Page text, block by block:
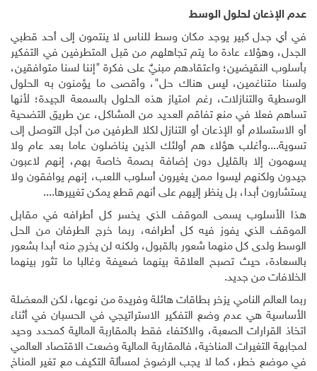
عدم الإذعان لحلول الوسط
في أي جدل كبير يوجد مكان وسط للناس لا ينتمون إلى أحد قطبي
الجدل، وهؤلاء عادة ما يتم تجاهلهم من قبل المتطرفين في التفكير
بأسلوب النقيضين؛ واعتقادهم مبنيٌ على فكرة "إننا لسنا متوافقين،
ولسنا متناغمين، ليس هناك حل"، وأقصى ما يؤمنون به الحلول
الوسطية والتنازلات، رغم امتياز هذه الحلول بالسمعة الجيدة؛ لأنها
تساهم فعلا في منع تفاقم العديد من المشاكل، عن طريق التضحية
أو الاستسلام أو الإذعان أو التنازل لكلا الطرفين من أجل التوصل إلى
تسوية....وأغلب هؤلاء هم أولئك الذين يناضلون عاما بعد عام ولا
يسهمون إلا بالقليل دون إضافة بصمة خاصة بهم، إنهم لاعبون
جيدون ولكنهم ليسوا ممن يغيرون أسلوب اللعب، إنهم يوافقون ولا
يستشارون أبدا، بل ينظر إليهم على أنهم قطع يمكن تغييرها....
هذا الأسلوب يسمى الموقف الذي يخسر كل أطرافه في مقابل
الموقف الذي يفوز فيه كل أطرافه، ربما خرج الطرفان من الحل
الوسط ولدى كل منهما شعور بالقبول، ولكنه لن يخرج منه أبدا بشعور
بالسعادة، حيث تصبح العلاقة بينهما ضعيفة وغالبا ما تثور بينهما
الخلافات من جديد.
ربما العالم النامي يزخر بطاقات هائلة وفريدة من نوعها، لكن المعضلة
الأساسية هي عدم وضع التفكير الاستراتيجي في الحسبان في أثناء
اتخاذ القرارات الصعبة، والاكتفاء فقط بالمقاربة المالية كمحدد وحيد
لمجابهة التغيرات المناخية، فالمقاربة المالية وضعت الاقتصاد العالمي
في موضع خطر، كما لا يجب الرضوخ لمسألة التكيف مع تغير المناخ